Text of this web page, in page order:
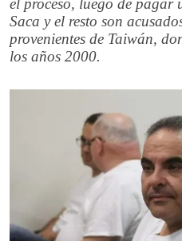
el proceso, luego de pagar
Saca y el resto son
provenientes de Taiwán,
los años 2000.